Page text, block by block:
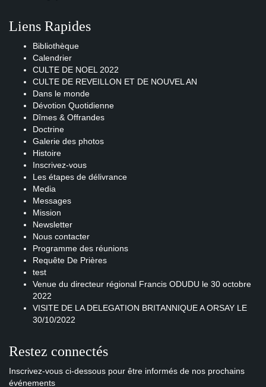
Liens Rapides
Bibliothèque
Calendrier
CULTE DE NOEL 2022
CULTE DE REVEILLON ET DE NOUVEL AN
Dans le monde
Dévotion Quotidienne
Dîmes & Offrandes
Doctrine
Galerie des photos
Histoire
Inscrivez-vous
Les étapes de délivrance
Media
Messages
Mission
Newsletter
Nous contacter
Programme des réunions
Requête De Prières
test
Venue du directeur régional Francis ODUDU le 30 octobre
2022
VISITE DE LA DELEGATION BRITANNIQUE A ORSAY LE
30/10/2022
Restez connectés
Inscrivez-vous ci-dessous pour être informés de nos prochains
événements